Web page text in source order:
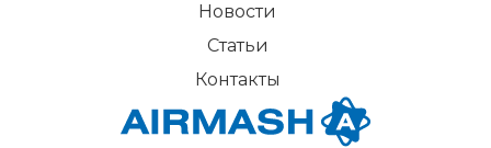
Новости
Статьи
Контакты